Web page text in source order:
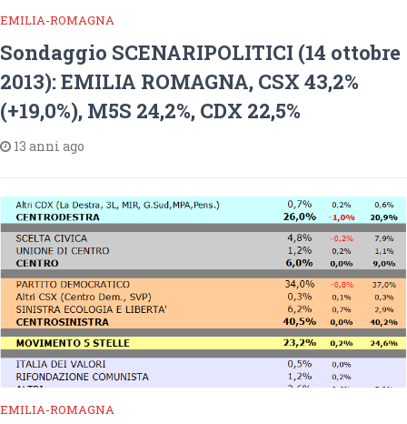
EMILIA-ROMAGNA
Sondaggio SCENARIPOLITICI (14 ottobre
2013): EMILIA ROMAGNA, CSX 43,2%
(+19,0%), M5S 24,2%, CDX 22,5%
13 anni ago
EMILIA-ROMAGNA